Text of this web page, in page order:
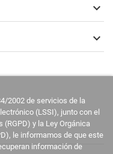


2002 de servicios de la
(LSSI), junto con el
(RGPD) y la Ley Orgánica
le informamos de que este
información de